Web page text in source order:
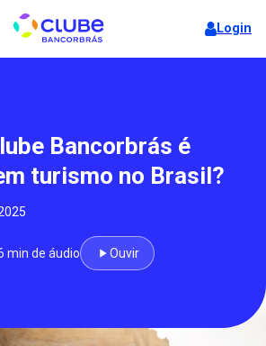
Login
Bancorbrás é
turismo no Brasil?
min de áudio Ouvir